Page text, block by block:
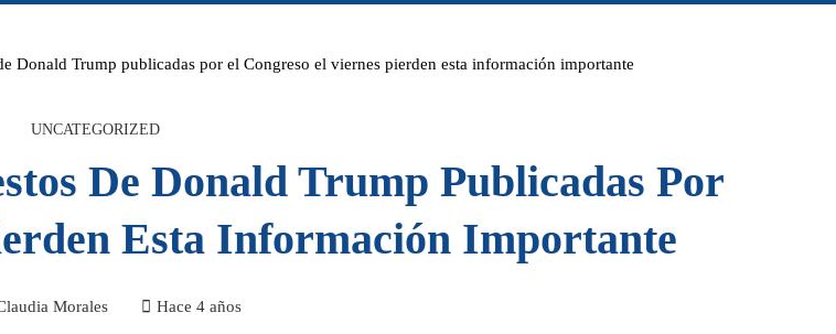
Donald Trump publicadas por el Congreso el viernes pierden esta información importante
UNCATEGORIZED
De Donald Trump Publicadas Por
Esta Información Importante
Morales Hace 4 años